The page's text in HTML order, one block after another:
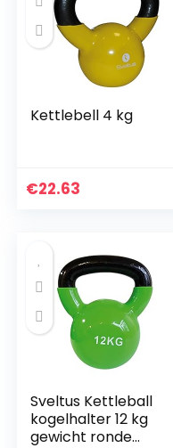
Kettlebell 4 kg
€22.63
Sveltus Kettleball
kogelhalter 12 kg
gewicht ronde